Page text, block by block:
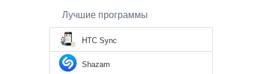
Лучшие программы
HTC Sync
Shazam